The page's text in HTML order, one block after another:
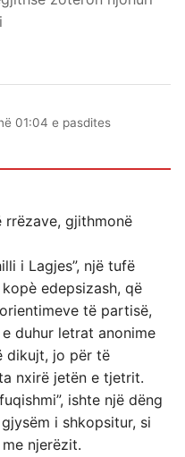
01:04 e pasdites
rrëzave, gjithmonë
i Lagjes”, një tufë
edepsizash, që
të partisë,
duhur letrat anonime
dikujt, jo për të
nxirë jetën e tjetrit.
ishte një dëng
i shkopsitur, si
njerëzit.